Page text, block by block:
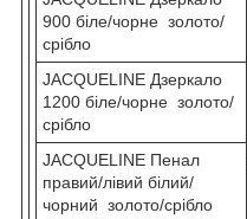
900 біле/чорне золото/
срібло
JACQUELINE Дзеркало
1200 біле/чорне золото/
срібло
JACQUELINE Пенал
правий/лівий білий/
чорний золото/срібло